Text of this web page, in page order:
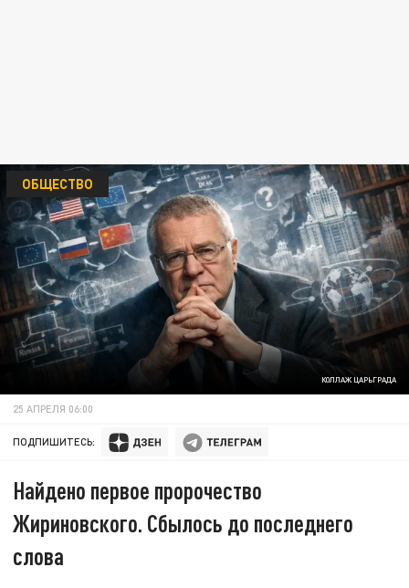
КОЛЛАЖ ЦАРЬГРАДА
ОБЩЕСТВО
25 АПРЕЛЯ 06:00
ПОДПИШИТЕСЬ:
Найдено первое пророчество
Жириновского. Сбылось до последнего
слова